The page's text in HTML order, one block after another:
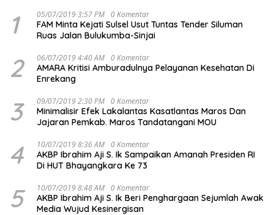
1 05/07/2019 3:57 PM 0 Komentar
FAM Minta Kejati Sulsel Usut Tuntas Tender Siluman
Ruas Jalan Bulukumba-Sinjai
2 06/07/2019 4:40 AM 0 Komentar
AMARA Kritisi Amburadulnya Pelayanan Kesehatan Di
Enrekang
3 09/07/2019 2:30 PM 0 Komentar
Minimalisir Efek Lakalantas Kasatlantas Maros Dan
Jajaran Pemkab. Maros Tandatangani MOU
4 10/07/2019 8:36 AM 0 Komentar
AKBP Ibrahim Aji S. Ik Sampaikan Amanah Presiden RI
Di HUT Bhayangkara Ke 73
5 10/07/2019 8:48 AM 0 Komentar
AKBP Ibrahim Aji S. Ik Beri Penghargaan Sejumlah Awak
Media Wujud Kesinergisan